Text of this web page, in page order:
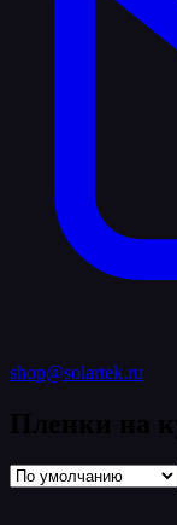
shop@solartek.ru